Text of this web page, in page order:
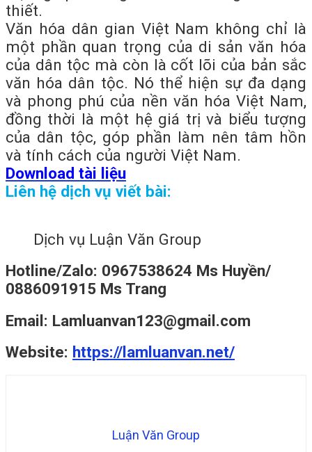
thiết.
Văn hóa dân gian Việt Nam không chỉ là
một phần quan trọng của di sản văn hóa
của dân tộc mà còn là cốt lõi của bản sắc
văn hóa dân tộc. Nó thể hiện sự đa dạng
và phong phú của nền văn hóa Việt Nam,
đồng thời là một hệ giá trị và biểu tượng
của dân tộc, góp phần làm nên tâm hồn
và tính cách của người Việt Nam.
Download tài liệu
Liên hệ dịch vụ viết bài:
Dịch vụ Luận Văn Group
Hotline/Zalo: 0967538624 Ms Huyền/
0886091915 Ms Trang
Email: Lamluanvan123@gmail.com
Website: https://lamluanvan.net/
Luận Văn Group